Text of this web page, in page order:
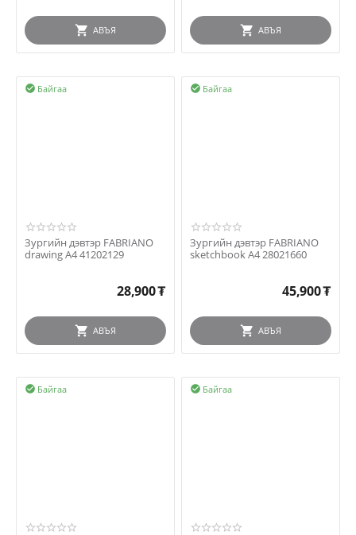
АВЪЯ АВЪЯ
Байгаа

Зургийн дэвтэр FABRIANO
drawing A4 41202129
28,900₮
АВЪЯ
Байгаа

Зургийн дэвтэр FABRIANO
sketchbook A4 28021660
45,900₮
АВЪЯ
Байгаа
 Байгаа
